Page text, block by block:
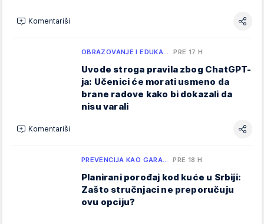
Komentariši
OBRAZOVANJE I EDUKA… PRE 17 H
Uvode stroga pravila zbog ChatGPT-
ja: Učenici će morati usmeno da
brane radove kako bi dokazali da
nisu varali
Komentariši
PREVENCIJA KAO GARA… PRE 18 H
Planirani porođaj kod kuće u Srbiji:
Zašto stručnjaci ne preporučuju
ovu opciju?